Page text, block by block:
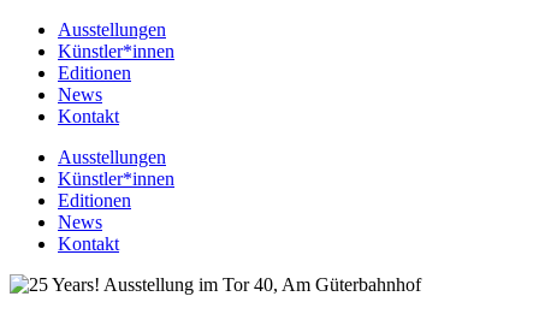
Ausstellungen
Künstler*innen
Editionen
News
Kontakt
Ausstellungen
Künstler*innen
Editionen
News
Kontakt